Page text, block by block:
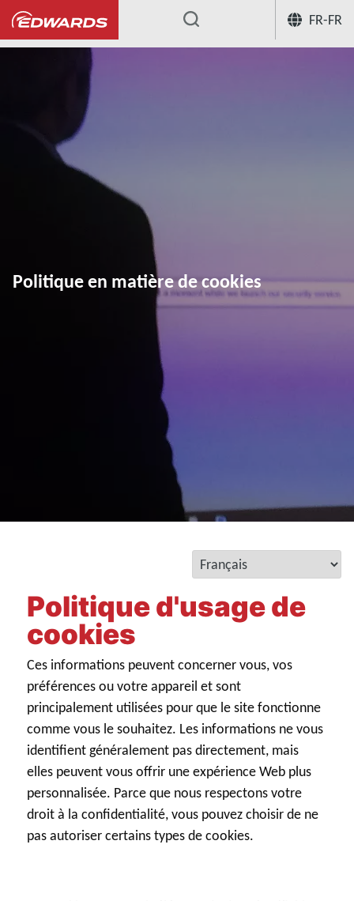
FR-FR
...
Politique en matière de cookies
Politique d'usage de
cookies
Ces informations peuvent concerner vous, vos
préférences ou votre appareil et sont
principalement utilisées pour que le site fonctionne
comme vous le souhaitez. Les informations ne vous
identifient généralement pas directement, mais
elles peuvent vous offrir une expérience Web plus
personnalisée. Parce que nous respectons votre
droit à la confidentialité, vous pouvez choisir de ne
pas autoriser certains types de cookies.